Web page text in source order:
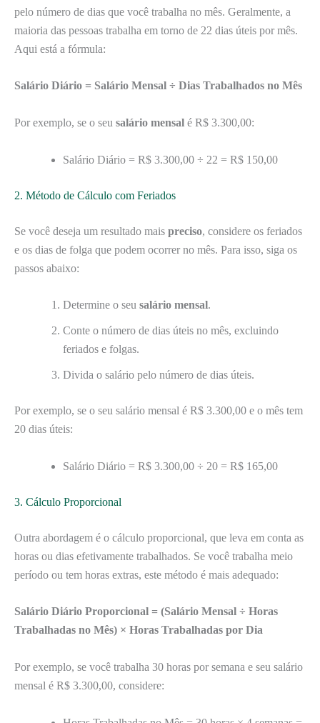
pelo número de dias que você trabalha no mês. Geralmente, a
maioria das pessoas trabalha em torno de 22 dias úteis por mês.
Aqui está a fórmula:
Salário Diário = Salário Mensal ÷ Dias Trabalhados no Mês
Por exemplo, se o seu salário mensal é R$ 3.300,00:
Salário Diário = R$ 3.300,00 ÷ 22 = R$ 150,00
2. Método de Cálculo com Feriados
Se você deseja um resultado mais preciso, considere os feriados
e os dias de folga que podem ocorrer no mês. Para isso, siga os
passos abaixo:
Determine o seu salário mensal.
Conte o número de dias úteis no mês, excluindo
feriados e folgas.
Divida o salário pelo número de dias úteis.
Por exemplo, se o seu salário mensal é R$ 3.300,00 e o mês tem
20 dias úteis:
Salário Diário = R$ 3.300,00 ÷ 20 = R$ 165,00
3. Cálculo Proporcional
Outra abordagem é o cálculo proporcional, que leva em conta as
horas ou dias efetivamente trabalhados. Se você trabalha meio
período ou tem horas extras, este método é mais adequado:
Salário Diário Proporcional = (Salário Mensal ÷ Horas
Trabalhadas no Mês) × Horas Trabalhadas por Dia
Por exemplo, se você trabalha 30 horas por semana e seu salário
mensal é R$ 3.300,00, considere: